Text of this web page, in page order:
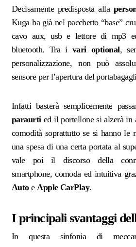
Decisamente predisposta alla
Kuga ha già nel pacchetto “base”
cavo aux, usb e lettore di mp3
bluetooth. Tra i vari optional,
personalizzazione, non può
sensore per l’apertura del
Infatti basterà semplicemente
paraurtied il portellone si alzerà in
comodità soprattutto se si hanno le
una spesa di una certa portata al
vale poi il discorso della
smartphone, comoda ed intuitiva
AutoeApple CarPlay.
I principali svantaggi
In questa sinfonia di